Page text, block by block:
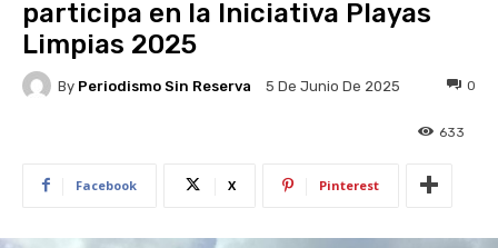
participa en la Iniciativa Playas
Limpias 2025
By Periodismo Sin Reserva 5 De Junio De 2025 0
633
Facebook X Pinterest